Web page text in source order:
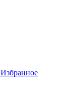
Избранное